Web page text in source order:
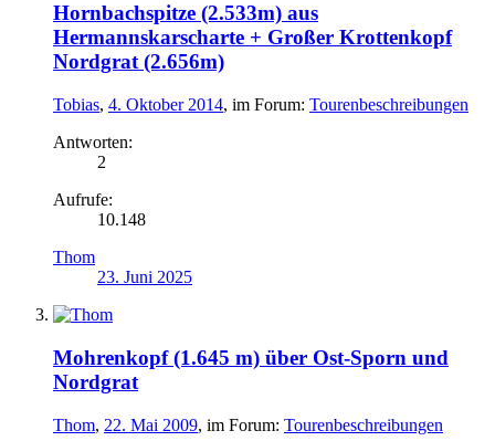
Hornbachspitze (2.533m) aus
Hermannskarscharte + Großer Krottenkopf
Nordgrat (2.656m)
Tobias, 4. Oktober 2014, im Forum: Tourenbeschreibungen
Antworten:
2
Aufrufe:
10.148
Thom
23. Juni 2025
Mohrenkopf (1.645 m) über Ost-Sporn und
Nordgrat
Thom, 22. Mai 2009, im Forum: Tourenbeschreibungen